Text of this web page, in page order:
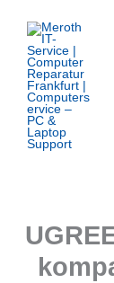
Inhalt
springen